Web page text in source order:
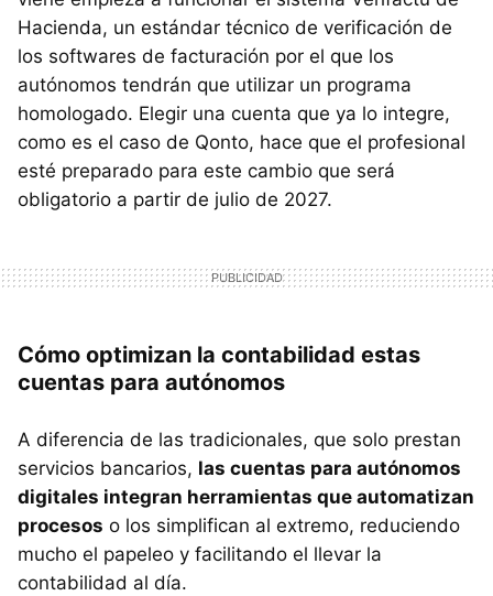
Hacienda, un estándar técnico de verificación de
los softwares de facturación por el que los
autónomos tendrán que utilizar un programa
homologado. Elegir una cuenta que ya lo integre,
como es el caso de Qonto, hace que el profesional
esté preparado para este cambio que será
obligatorio a partir de julio de 2027.
Cómo optimizan la contabilidad estas
cuentas para autónomos
A diferencia de las tradicionales, que solo prestan
servicios bancarios, las cuentas para autónomos
digitales integran herramientas que automatizan
procesos o los simplifican al extremo, reduciendo
mucho el papeleo y facilitando el llevar la
contabilidad al día.